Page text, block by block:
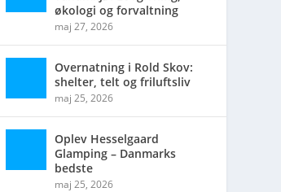
økologi og forvaltning
maj 27, 2026
Overnatning i Rold Skov:
shelter, telt og friluftsliv
maj 25, 2026
Oplev Hesselgaard
Glamping – Danmarks
bedste
maj 25, 2026